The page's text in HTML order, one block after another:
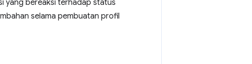
yang bereaksi terhadap status
selama pembuatan profil